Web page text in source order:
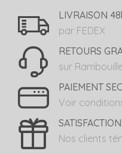
LIVRAISON
par FEDEX
RETOURS
sur
PAIEMENT
Voir
Nos clients